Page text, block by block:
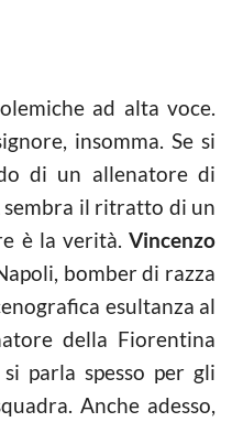
ad alta voce.
insomma. Se si
di un allenatore di
sembra il ritratto di un
è la verità. Vincenzo
bomber di razza
esultanza al
della Fiorentina
parla spesso per gli
Anche adesso,